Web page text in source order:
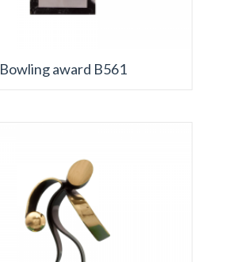
Bowling award B561